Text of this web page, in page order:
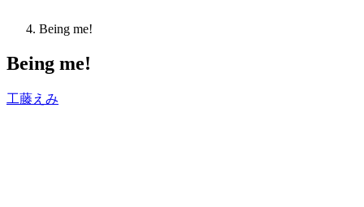
Being me!
Being me!
工藤えみ